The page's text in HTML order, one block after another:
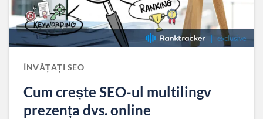
ÎNVĂȚAȚI SEO
Cum crește SEO-ul multilingv
prezența dvs. online